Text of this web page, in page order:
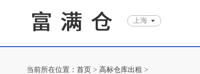
上海
当前所在位置： 首页 > 高标仓库出租 >